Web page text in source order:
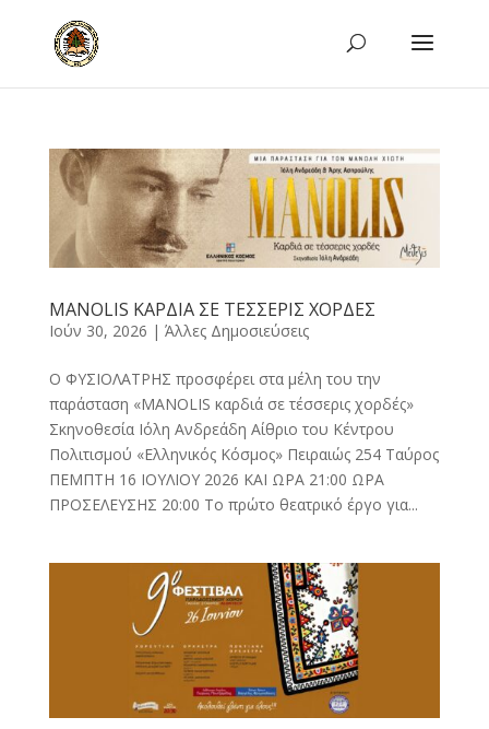
MANOLIS ΚΑΡΔΙΑ ΣΕ ΤΕΣΣΕΡΙΣ ΧΟΡΔΕΣ
Ιούν 30, 2026 | Άλλες Δημοσιεύσεις
Ο ΦΥΣΙΟΛΑΤΡΗΣ προσφέρει στα μέλη του την
παράσταση «MANOLIS καρδιά σε τέσσερις χορδές»
Σκηνοθεσία Ιόλη Ανδρεάδη Αίθριο του Κέντρου
Πολιτισμού «Ελληνικός Κόσμος» Πειραιώς 254 Ταύρος
ΠΕΜΠΤΗ 16 ΙΟΥΛΙΟΥ 2026 ΚΑΙ ΩΡΑ 21:00 ΩΡΑ
ΠΡΟΣΕΛΕΥΣΗΣ 20:00 Το πρώτο θεατρικό έργο για...